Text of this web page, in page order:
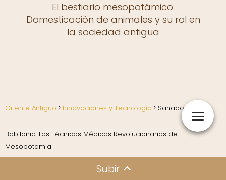
El bestiario mesopotámico:
Domesticación de animales y su rol en
la sociedad antigua
Oriente Antiguo Innovaciones y Tecnología Sanadores de
Babilonia: Las Técnicas Médicas Revolucionarias de
Mesopotamia
Subir